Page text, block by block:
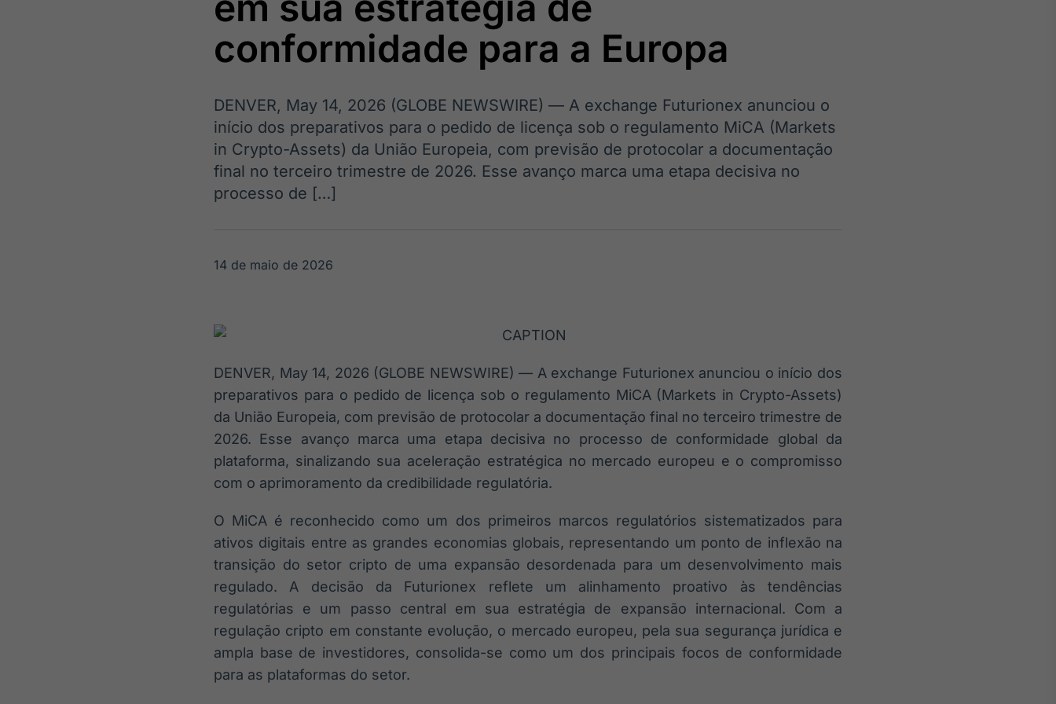
OTC
negociação de
ativos
Datafeed
integração de
conteúdos e
Ticker
headlines de
notícias
Widgets
Componentes
para conteúdos e
funcionalidades
Wallboard
dados para
displays e telas
conteúdos
noticiosos
Broadcast
Radar
Monitoramento
inteligente de
notícias e
conteúdos
Broadcast
Fundos
A melhor
plataforma para
analisar fundos
de investimento
IA
Em breve
BroadFast
Em breve
Gestão de
Investimentos
Em breve
Tokenização
de ativos
Em breve
Crédito
Em breve
conformidade para a Europa
DENVER, May 14, 2026 (GLOBE NEWSWIRE) — A exchange Futurionex anunciou o
início dos preparativos para o pedido de licença sob o regulamento MiCA (Markets
in Crypto-Assets) da União Europeia, com previsão de protocolar a documentação
final no terceiro trimestre de 2026. Esse avanço marca uma etapa decisiva no
processo de […]
14 de maio de 2026
DENVER, May 14, 2026 (GLOBE NEWSWIRE) — A exchange Futurionex anunciou o início dos
preparativos para o pedido de licença sob o regulamento MiCA (Markets in Crypto-Assets)
da União Europeia, com previsão de protocolar a documentação final no terceiro trimestre de
2026. Esse avanço marca uma etapa decisiva no processo de conformidade global da
plataforma, sinalizando sua aceleração estratégica no mercado europeu e o compromisso
com o aprimoramento da credibilidade regulatória.
O MiCA é reconhecido como um dos primeiros marcos regulatórios sistematizados para
ativos digitais entre as grandes economias globais, representando um ponto de inflexão na
transição do setor cripto de uma expansão desordenada para um desenvolvimento mais
regulado. A decisão da Futurionex reflete um alinhamento proativo às tendências
regulatórias e um passo central em sua estratégia de expansão internacional. Com a
regulação cripto em constante evolução, o mercado europeu, pela sua segurança jurídica e
ampla base de investidores, consolida-se como um dos principais focos de conformidade
para as plataformas do setor.